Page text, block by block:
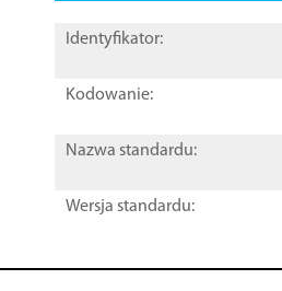
Identyfikator:
Kodowanie:
Nazwa standardu:
Wersja standardu: